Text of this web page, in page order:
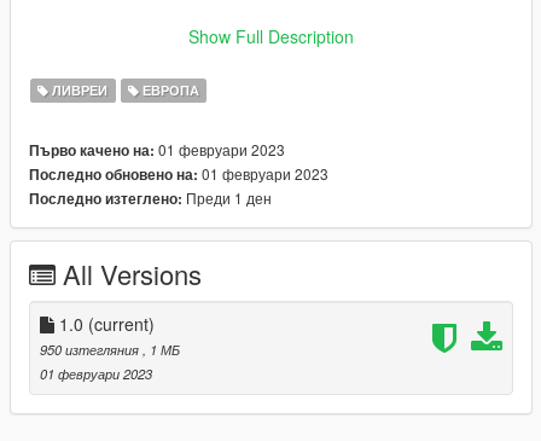
If you want liveries for your car or a car you like join my discord
discord: https://discord.gg/bTGMVEexPK
Show Full Description
ЛИВРЕИ ЕВРОПА
Първо качено на: 01 февруари 2023
Последно обновено на: 01 февруари 2023
Последно изтеглено: Преди 1 ден
All Versions
1.0 (current)
950 изтегляния
, 1 МБ
01 февруари 2023